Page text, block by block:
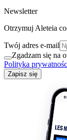
Newsletter
Otrzymuj Aleteia
Twój adres e-mail
Zgadzam się na
Polityka
Zapisz się